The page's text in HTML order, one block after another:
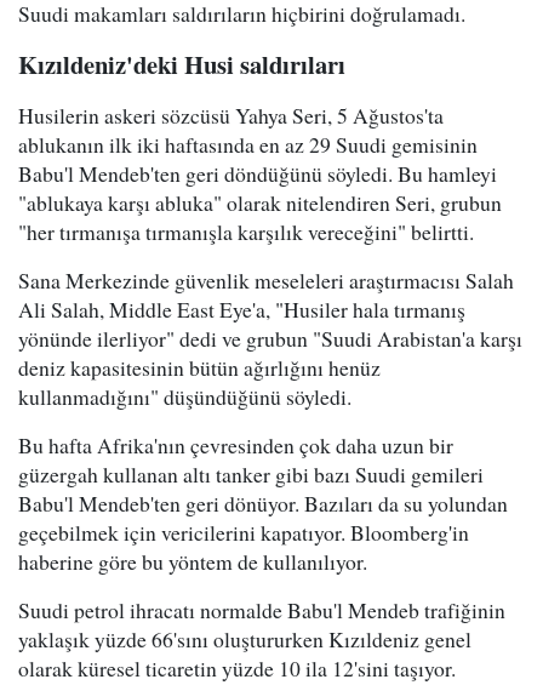
Suudi makamları saldırıların hiçbirini doğrulamadı.
Kızıldeniz'deki Husi saldırıları
Husilerin askeri sözcüsü Yahya Seri, 5 Ağustos'ta
ablukanın ilk iki haftasında en az 29 Suudi gemisinin
Babu'l Mendeb'ten geri döndüğünü söyledi. Bu hamleyi
"ablukaya karşı abluka" olarak nitelendiren Seri, grubun
"her tırmanışa tırmanışla karşılık vereceğini" belirtti.
Sana Merkezinde güvenlik meseleleri araştırmacısı Salah
Ali Salah, Middle East Eye'a, "Husiler hala tırmanış
yönünde ilerliyor" dedi ve grubun "Suudi Arabistan'a karşı
deniz kapasitesinin bütün ağırlığını henüz
kullanmadığını" düşündüğünü söyledi.
Bu hafta Afrika'nın çevresinden çok daha uzun bir
güzergah kullanan altı tanker gibi bazı Suudi gemileri
Babu'l Mendeb'ten geri dönüyor. Bazıları da su yolundan
geçebilmek için vericilerini kapatıyor. Bloomberg'in
haberine göre bu yöntem de kullanılıyor.
Suudi petrol ihracatı normalde Babu'l Mendeb trafiğinin
yaklaşık yüzde 66'sını oluştururken Kızıldeniz genel
olarak küresel ticaretin yüzde 10 ila 12'sini taşıyor.